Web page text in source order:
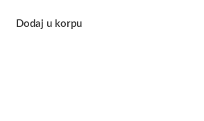
Dodaj u korpu